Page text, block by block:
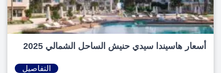
أسعار هاسيندا سيدي حنيش الساحل الشمالي 2025
التفاصيل